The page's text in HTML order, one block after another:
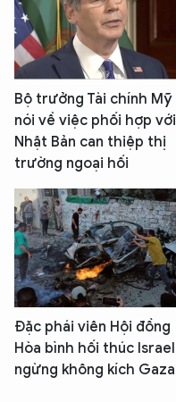
Bộ trưởng Tài chính Mỹ
nói về việc phối hợp với
Nhật Bản can thiệp thị
trường ngoại hối
Đặc phái viên Hội đồng
Hòa bình hối thúc Israel
ngừng không kích Gaza